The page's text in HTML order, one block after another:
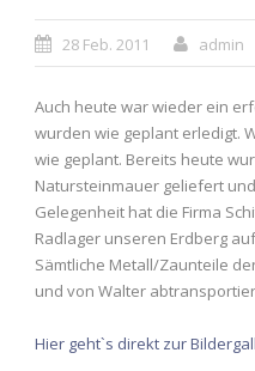
28 Feb. 2011 admin
Auch heute war wieder ein
wurden wie geplant erledigt.
wie geplant. Bereits heute
Natursteinmauer geliefert
Gelegenheit hat die Firma
Radlager unseren Erdberg
Sämtliche Metall/Zaunteile
und von Walter
Hier geht`s direkt zur